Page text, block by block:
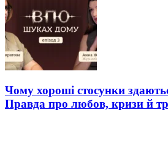
Чому хороші стосунки
Правда про любов, кризи й